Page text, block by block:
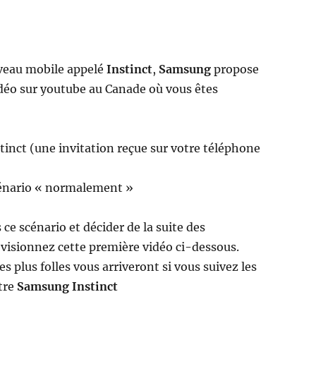
mobile appelé Instinct, Samsung propose
sur youtube au Canade où vous êtes
(une invitation reçue sur votre téléphone
« normalement »
scénario et décider de la suite des
cette première vidéo ci-dessous.
plus folles vous arriveront si vous suivez les
Samsung Instinct